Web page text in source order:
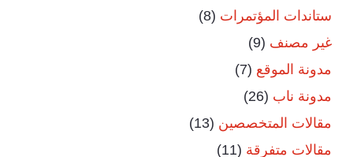
ستاندات المؤتمرات (8)
غير مصنف (9)
مدونة الموقع (7)
مدونة ناب (26)
مقالات المتخصصين (13)
مقالات متفرقة (11)